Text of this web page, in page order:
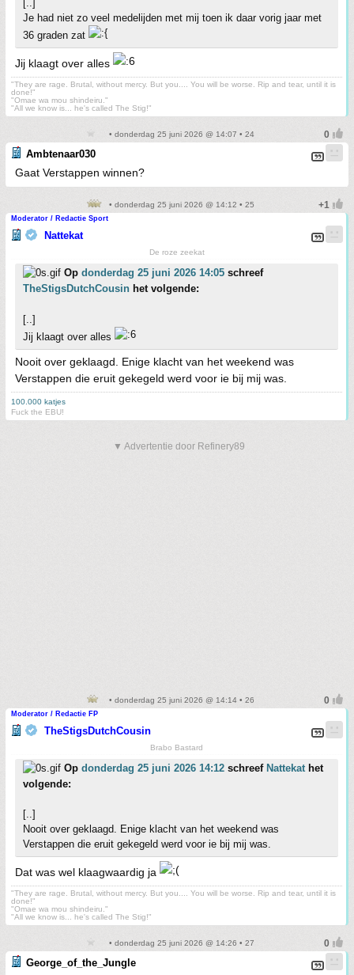
[..]
Je had niet zo veel medelijden met mij toen ik daar vorig jaar met
36 graden zat
Jij klaagt over alles
"They are rage. Brutal, without mercy. But you.... You will be worse. Rip and tear, until it is
done!"
"Omae wa mou shindeiru."
"All we know is... he's called The Stig!"
• donderdag 25 juni 2026 @ 14:07 • 24
Ambtenaar030
Gaat Verstappen winnen?
• donderdag 25 juni 2026 @ 14:12 • 25
Moderator / Redactie Sport
Nattekat
De roze zeekat
Op donderdag 25 juni 2026 14:05 schreef
TheStigsDutchCousin het volgende:
[..]
Jij klaagt over alles
Nooit over geklaagd. Enige klacht van het weekend was
Verstappen die eruit gekegeld werd voor ie bij mij was.
100.000 katjes
Fuck the EBU!
▼ Advertentie door Refinery89
• donderdag 25 juni 2026 @ 14:14 • 26
Moderator / Redactie FP
TheStigsDutchCousin
Brabo Bastard
Op donderdag 25 juni 2026 14:12 schreef Nattekathet
volgende:
[..]
Nooit over geklaagd. Enige klacht van het weekend was
Verstappen die eruit gekegeld werd voor ie bij mij was.
Dat was wel klaagwaardig ja
"They are rage. Brutal, without mercy. But you.... You will be worse. Rip and tear, until it is
done!"
"Omae wa mou shindeiru."
"All we know is... he's called The Stig!"
• donderdag 25 juni 2026 @ 14:26 • 27
George_of_the_Jungle